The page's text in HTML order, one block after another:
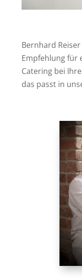
Bernhard
Empfehlung für
Catering bei
das passt in